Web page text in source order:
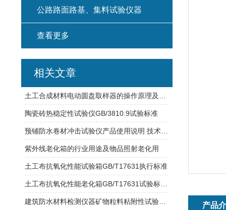
产品
公路路面路基、集料试验仪器
查看更多
相关文章
陶瓷砖热稳定性试验仪GB/3810.9试验标准
紫外线老化箱的行业用途及物品照射老化用
土工布抗氧化性能试验箱GB/T17631执行标准